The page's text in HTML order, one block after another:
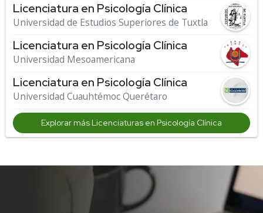
Licenciatura en Psicología Clínica
Universidad de Estudios Superiores de Tuxtla
Licenciatura en Psicología Clínica
Universidad Mesoamericana
Licenciatura en Psicología Clínica
Universidad Cuauhtémoc Querétaro
Explorar más Licenciaturas en Psicología Clínica